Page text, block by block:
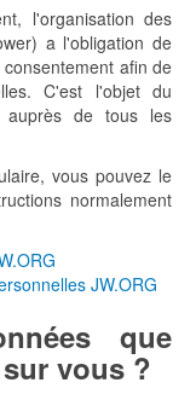
l'organisation des
a l'obligation de
afin de
C'est l'objet du
auprès de tous les
vous pouvez le
normalement
JW.ORG
que
vous ?